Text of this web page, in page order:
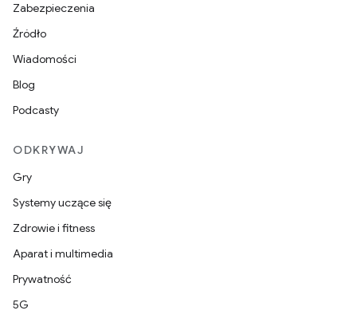
Zabezpieczenia
Źródło
Wiadomości
Blog
Podcasty
ODKRYWAJ
Gry
Systemy uczące się
Zdrowie i fitness
Aparat i multimedia
Prywatność
5G